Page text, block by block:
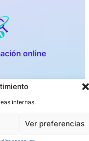
internas.
Ver preferencias
online